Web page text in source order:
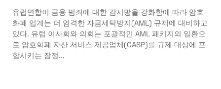
유럽연합이 금융 범죄에 대한 감시망을 강화함에 따라 암호
화폐 업계는 더 엄격한 자금세탁방지(AML) 규제에 대비하고
있다. 유럽 이사회와 의회는 포괄적인 AML 패키지의 일환으
로 암호화폐 자산 서비스 제공업체(CASP)를 규제 대상에 포
함시키는 잠정...